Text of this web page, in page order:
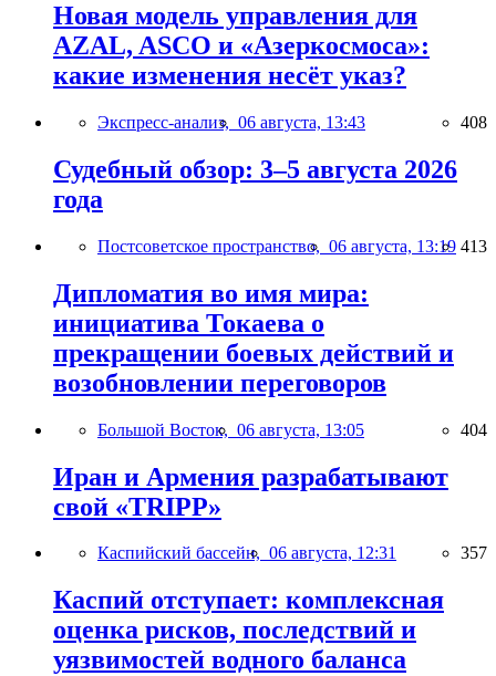
Новая модель управления для
AZAL, ASCO и «Азеркосмоса»:
какие изменения несёт указ?
Экспресс-анализ, 06 августа, 13:43 408
Судебный обзор: 3–5 августа 2026
года
Постсоветское пространство, 06 августа, 13:19 413
Дипломатия во имя мира:
инициатива Токаева о
прекращении боевых действий и
возобновлении переговоров
Большой Восток, 06 августа, 13:05 404
Иран и Армения разрабатывают
свой «TRIPP»
Каспийский бассейн, 06 августа, 12:31 357
Каспий отступает: комплексная
оценка рисков, последствий и
уязвимостей водного баланса